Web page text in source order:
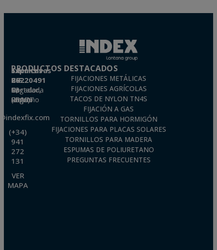
Técnicas Expansivas S.L.
CIF: B-26220491
P. I. La Portalada II, C/ Segador, 13
26006 · Logroño (La Rioja) · SPAIN
(+34)
941
272
131
VER
MAPA
PRODUCTOS DESTACADOS
FIJACIONES METÁLICAS
FIJACIONES AGRÍCOLAS
TACOS DE NYLON TN4S
FIJACIÓN A GAS
TORNILLOS PARA HORMIGÓN
FIJACIONES PARA PLACAS SOLARES
TORNILLOS PARA MADERA
ESPUMAS DE POLIURETANO
PREGUNTAS FRECUENTES